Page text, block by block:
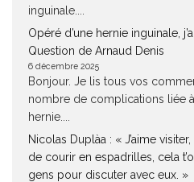
inguinale....
Opéré d’une hernie inguinale,
Question de Arnaud Denis
6 décembre 2025
Bonjour. Je lis tous vos
nombre de complications liée
hernie....
Nicolas Duplàa : « J’aime
de courir en espadrilles, cela
gens pour discuter avec eux. »